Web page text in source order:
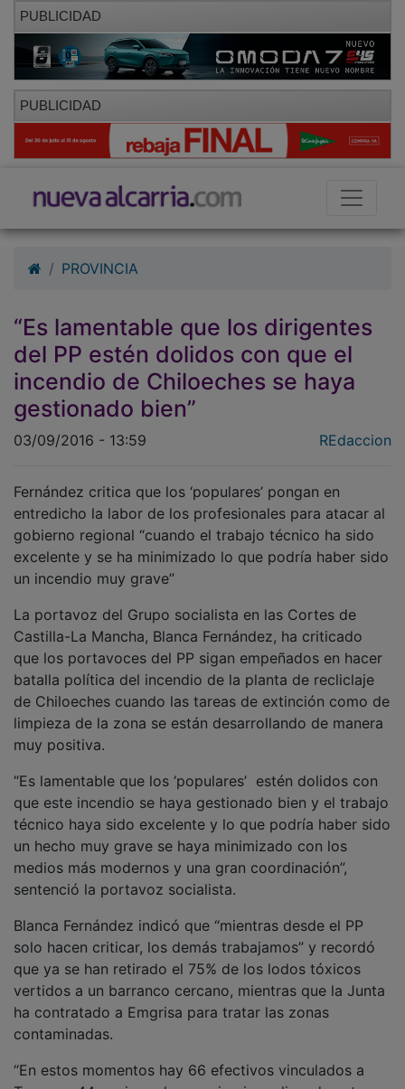
PUBLICIDAD
PUBLICIDAD
“Es lamentable que los dirigentes
del PP estén dolidos con que el
incendio de Chiloeches se haya
gestionado bien”
03/09/2016 - 13:59
entredicho la labor de los profesionales para atacar al
gobierno regional “cuando el trabajo técnico ha sido
excelente y se ha minimizado lo que podría haber sido
un incendio muy grave”
Castilla-La Mancha, Blanca Fernández, ha criticado
que los portavoces del PP sigan empeñados en hacer
batalla política del incendio de la planta de recliclaje
de Chiloeches cuando las tareas de extinción como de
limpieza de la zona se están desarrollando de manera
muy positiva.
que este incendio se haya gestionado bien y el trabajo
técnico haya sido excelente y lo que podría haber sido
un hecho muy grave se haya minimizado con los
medios más modernos y una gran coordinación”,
sentenció la portavoz socialista.
solo hacen criticar, los demás trabajamos” y recordó
que ya se han retirado el 75% de los lodos tóxicos
vertidos a un barranco cercano, mientras que la Junta
ha contratado a Emgrisa para tratar las zonas
contaminadas.
Tragsa y 44 equipos de maquinaria realizando estos